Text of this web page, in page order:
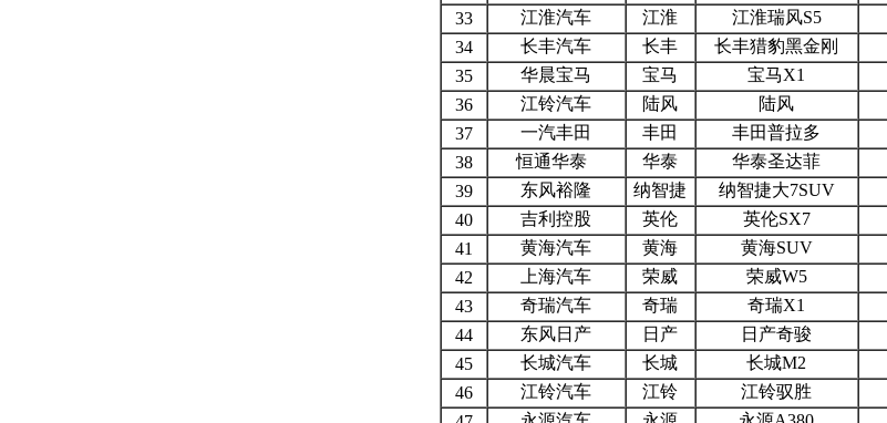
33
江淮汽车 江淮 江淮瑞风S5
34
长丰汽车 长丰 长丰猎豹黑金刚
35
华晨宝马 宝马 宝马X1
36
江铃汽车 陆风 陆风
37
一汽丰田 丰田 丰田普拉多
38
恒通华泰 华泰 华泰圣达菲
39
东风裕隆 纳智捷 纳智捷大7SUV
40
吉利控股 英伦 英伦SX7
41
黄海汽车 黄海 黄海SUV
42
上海汽车 荣威 荣威W5
43
奇瑞汽车 奇瑞 奇瑞X1
44
东风日产 日产 日产奇骏
45
长城汽车 长城 长城M2
46
江铃汽车 江铃 江铃驭胜